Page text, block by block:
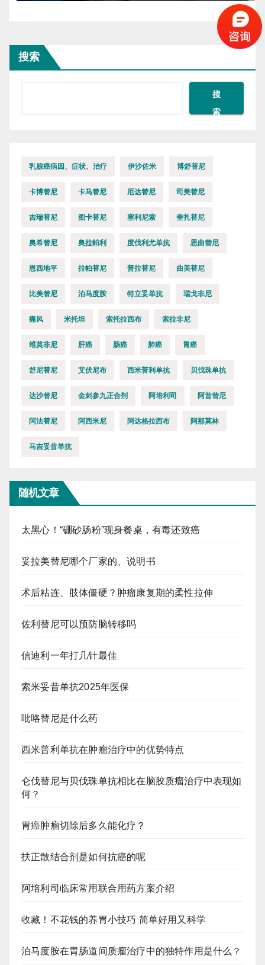
搜索
搜
索
乳腺癌病因、症状、治疗 伊沙佐米 博舒替尼
卡博替尼 卡马替尼 厄达替尼 司美替尼
吉瑞替尼 图卡替尼 塞利尼索 奎扎替尼
奥希替尼 奥拉帕利 度伐利尤单抗 恩曲替尼
恩西地平 拉帕替尼 普拉替尼 曲美替尼
比美替尼 泊马度胺 特立妥单抗 瑞戈非尼
痛风 米托坦 索托拉西布 索拉非尼
维莫非尼 肝癌 肠癌 肺癌 胃癌
舒尼替尼 艾伏尼布 西米普利单抗 贝伐珠单抗
达沙替尼 金刺参九正合剂 阿培利司 阿昔替尼
阿法替尼 阿西米尼 阿达格拉西布 阿那莫林
马吉妥昔单抗
随机文章
太黑心！“硼砂肠粉”现身餐桌，有毒还致癌
妥拉美替尼哪个厂家的、说明书
术后粘连、肢体僵硬？肿瘤康复期的柔性拉伸
佐利替尼可以预防脑转移吗
信迪利一年打几针最佳
索米妥昔单抗2025年医保
吡咯替尼是什么药
西米普利单抗在肿瘤治疗中的优势特点
仑伐替尼与贝伐珠单抗相比在脑胶质瘤治疗中表现如
何？
胃癌肿瘤切除后多久能化疗？
扶正散结合剂是如何抗癌的呢
阿培利司临床常用联合用药方案介绍
收藏！不花钱的养胃小技巧 简单好用又科学
泊马度胺在胃肠道间质瘤治疗中的独特作用是什么？